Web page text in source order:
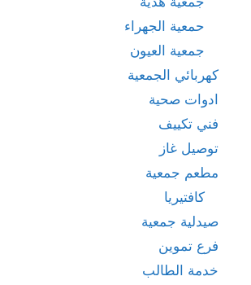
حمعية الجهراء
جمعية العيون
كهربائي الجمعية
ادوات صحية
فني تكييف
توصيل غاز
مطعم جمعية
كافتيريا
صيدلية جمعية
فرع تموين
خدمة الطالب